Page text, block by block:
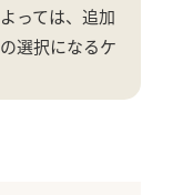
っては、追加
選択になるケ